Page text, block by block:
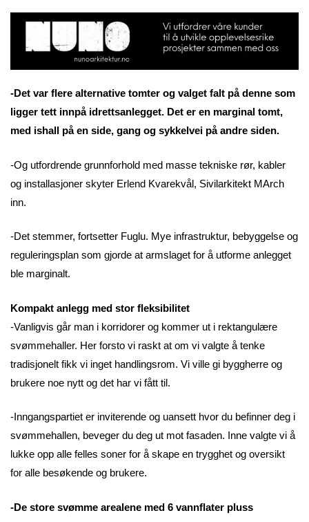
-Det var flere alternative tomter og valget falt på denne som
ligger tett innpå idrettsanlegget. Det er en marginal tomt,
med ishall på en side, gang og sykkelvei på andre siden.
-Og utfordrende grunnforhold med masse tekniske rør, kabler
og installasjoner skyter Erlend Kvarekvål, Sivilarkitekt MArch
inn.
-Det stemmer, fortsetter Fuglu. Mye infrastruktur, bebyggelse og
reguleringsplan som gjorde at armslaget for å utforme anlegget
ble marginalt.
Kompakt anlegg med stor fleksibilitet
-Vanligvis går man i korridorer og kommer ut i rektangulære
svømmehaller. Her forsto vi raskt at om vi valgte å tenke
tradisjonelt fikk vi inget handlingsrom. Vi ville gi byggherre og
brukere noe nytt og det har vi fått til.
-Inngangspartiet er inviterende og uansett hvor du befinner deg i
svømmehallen, beveger du deg ut mot fasaden. Inne valgte vi å
lukke opp alle felles soner for å skape en trygghet og oversikt
for alle besøkende og brukere.
-De store svømme arealene med 6 vannflater pluss